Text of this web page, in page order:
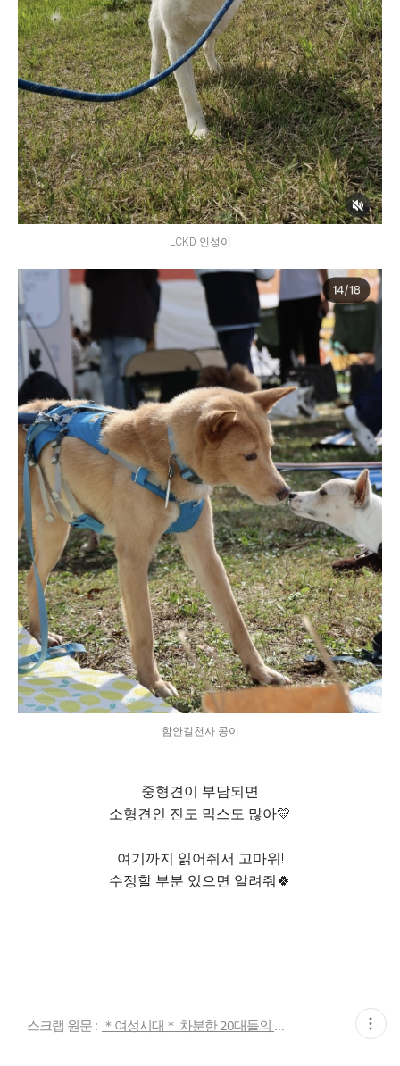
LCKD 인성이
함안길천사 콩이
중형견이 부담되면
소형견인 진도 믹스도 많아💛
여기까지 읽어줘서 고마워!
수정할 부분 있으면 알려줘🍀
스크랩 원문 : ＊여성시대＊ 차분한 20대들의 알흠다운 공간 현
재